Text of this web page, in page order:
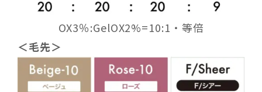
OX3％:GelOX2%=10:1・等倍
＜毛先＞